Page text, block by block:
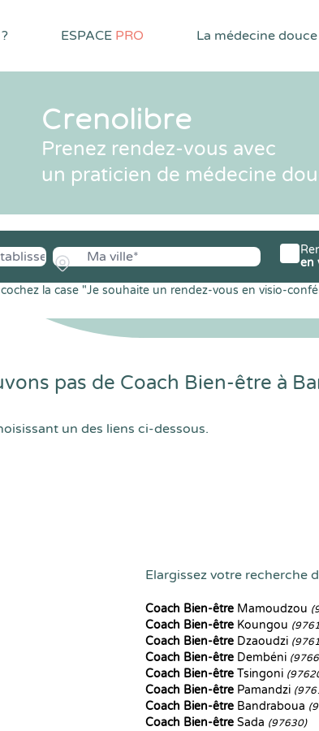
ESPACE PRO La médecine douce
Crenolibre
Prenez rendez-vous avec
un praticien de médecine
la case "Je souhaite un rendez-vous en visio-
en
pas de Coach Bien-être à
un des liens ci-dessous.
Elargissez votre recherche
Coach Bien-être Mamoudzou
Coach Bien-être Koungou
Coach Bien-être Dzaoudzi
Coach Bien-être Dembéni
Coach Bien-être Tsingoni
Coach Bien-être Pamandzi
Coach Bien-être Bandraboua
Coach Bien-être Sada (97630)